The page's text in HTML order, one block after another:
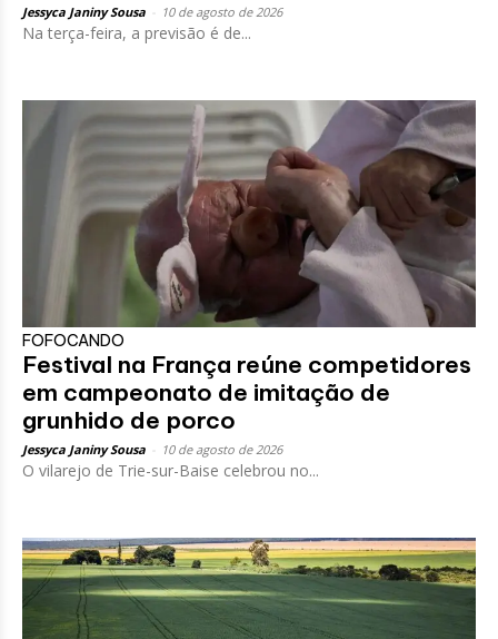
Jessyca Janiny Sousa 10 de agosto de 2026
Na terça-feira, a previsão é de...
FOFOCANDO
Festival na França reúne competidores
em campeonato de imitação de
grunhido de porco
Jessyca Janiny Sousa 10 de agosto de 2026
O vilarejo de Trie-sur-Baise celebrou no...